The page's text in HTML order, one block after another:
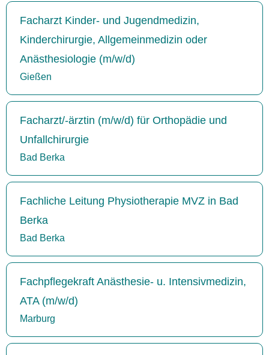
Facharzt Kinder- und Jugendmedizin,
Kinderchirurgie, Allgemeinmedizin oder
Anästhesiologie (m/w/d)
Gießen
Facharzt/-ärztin (m/w/d) für Orthopädie und
Unfallchirurgie
Bad Berka
Fachliche Leitung Physiotherapie MVZ in Bad
Berka
Bad Berka
Fachpflegekraft Anästhesie- u. Intensivmedizin,
ATA (m/w/d)
Marburg